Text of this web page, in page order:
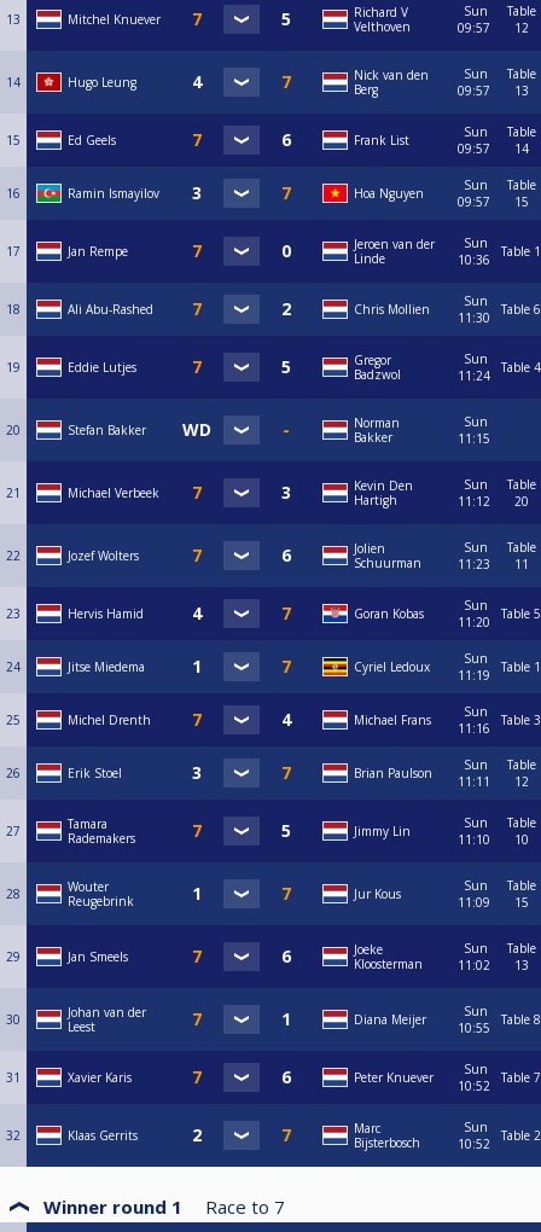
* Zaterdag 7 mei 2022, halve finales en de finale
13 Mitchel Knuever
Richard V
Velthoven
Sun
09:57
Table
12
14 Hugo Leung
Nick van den
Berg
Sun
09:57
Table
13
15 Ed Geels Frank List
Sun
09:57
Table
14
16 Ramin Ismayilov Hoa Nguyen
Sun
09:57
Table
15
17 Jan Rempe
Jeroen van der
Linde
Sun
10:36
Table 1
18 Ali Abu-Rashed Chris Mollien
Sun
11:30
Table 6
19 Eddie Lutjes
Gregor
Badzwol
Sun
11:24
Table 4
20 Stefan Bakker
Norman
Bakker
Sun
11:15
21 Michael Verbeek
Kevin Den
Hartigh
Sun
11:12
Table
20
22 Jozef Wolters
Jolien
Schuurman
Sun
11:23
Table
11
23 Hervis Hamid Goran Kobas
Sun
11:20
Table 5
24 Jitse Miedema Cyriel Ledoux
Sun
11:19
Table 1
25 Michel Drenth Michael Frans
Sun
11:16
Table 3
26 Erik Stoel Brian Paulson
Sun
11:11
Table
12
27
Tamara
Rademakers
Jimmy Lin
Sun
11:10
Table
10
28
Wouter
Reugebrink
Jur Kous
Sun
11:09
Table
15
29 Jan Smeels
Joeke
Kloosterman
Sun
11:02
Table
13
30
Johan van der
Leest
Diana Meijer
Sun
10:55
Table 8
31 Xavier Karis Peter Knuever
Sun
10:52
Table 7
32 Klaas Gerrits
Marc
Bijsterbosch
Sun
10:52
Table 2
Winner round 1 Race to 7